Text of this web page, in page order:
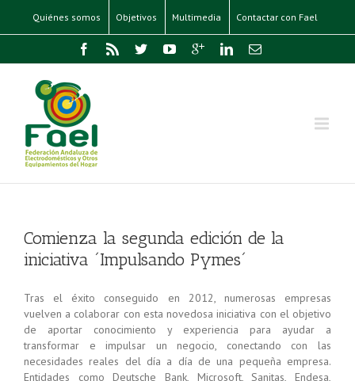
Quiénes somos Objetivos Multimedia Contactar con Fael
Comienza la segunda edición de la
iniciativa ´Impulsando Pymes´
Tras el éxito conseguido en 2012, numerosas empresas
vuelven a colaborar con esta novedosa iniciativa con el objetivo
de aportar conocimiento y experiencia para ayudar a
transformar e impulsar un negocio, conectando con las
necesidades reales del día a día de una pequeña empresa.
Entidades como Deutsche Bank, Microsoft, Sanitas, Endesa,